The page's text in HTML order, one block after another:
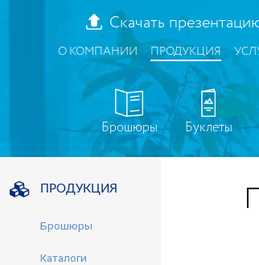
Скачать
О КОМПАНИИ ПРОДУКЦИЯ
Брошюры Буклеты
ПРОДУКЦИЯ
Брошюры
Каталоги